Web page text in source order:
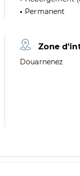
Permanent
Zone
Zone
Douarnenez